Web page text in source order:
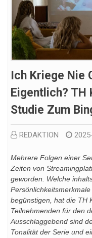
Ich Kriege Nie
Eigentlich?
Studie Zum
REDAKTION
Mehrere Folgen einer
Zeiten von
geworden. Welche
begünstigen, hat die TH
Teilnehmenden für den
Ausschlaggebend sind
Tonalität der Serie und